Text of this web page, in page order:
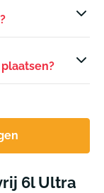
6l Ultra